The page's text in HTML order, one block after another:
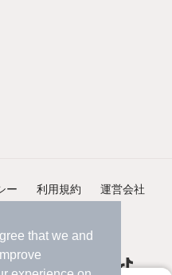
that we and
ー 利用規約 運営会社